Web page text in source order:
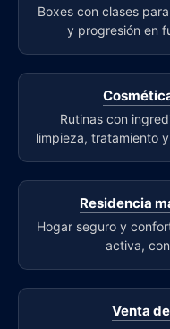
Boxes con clases
y progresión en
Rutinas con
limpieza, tratamiento
Residencia
Hogar seguro y
activa,
Venta